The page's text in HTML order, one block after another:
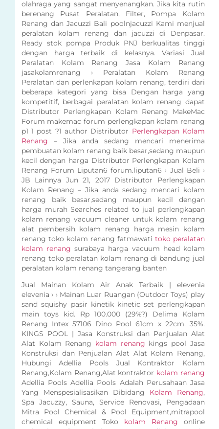
olahraga yang sangat menyenangkan. Jika kita rutin
berenang Pusat Peralatan, Filter, Pompa Kolam
Renang dan Jacuzzi Bali poolnjacuzzi Kami menjual
peralatan kolam renang dan jacuzzi di Denpasar.
Ready stok pompa Produk PNJ berkualitas tinggi
dengan harga terbaik di kelasnya. Variasi Jual
Peralatan Kolam Renang Jasa Kolam Renang
jasakolamrenang › Peralatan Kolam Renang
Peralatan dan perlenkapan kolam renang, terdiri dari
beberapa kategori yang bisa Dengan harga yang
kompetitif, berbagai peralatan kolam renang dapat
Distributor Perlengkapan Kolam Renang MakeMac
Forum makemac forum perlengkapan kolam renang
p1 1 post ?1 author Distributor Perlengkapan Kolam
Renang – Jika anda sedang mencari menerima
pembuatan kolam renang baik besar,sedang maupun
kecil dengan harga Distributor Perlengkapan Kolam
Renang Forum Liputan6 forum.liputan6 › Jual Beli ›
JB Lainnya Jun 21, 2017 Distributor Perlengkapan
Kolam Renang – Jika anda sedang mencari kolam
renang baik besar,sedang maupun kecil dengan
harga murah Searches related to jual perlengkapan
kolam renang vacuum cleaner untuk kolam renang
alat pembersih kolam renang harga mesin kolam
renang toko kolam renang fatmawati toko peralatan
kolam renang surabaya harga vacuum head kolam
renang toko peralatan kolam renang di bandung jual
peralatan kolam renang tangerang banten
Jual Mainan Kolam Air Anak Terbaik | elevenia
elevenia › › Mainan Luar Ruangan (Outdoor Toys) play
sand squishy pasir kinetik kinetic set perlengkapan
main toys kid. Rp 100.000 (29%?) Delima Kolam
Renang Intex 57106 Dino Pool 61cm x 22cm. 35%.
KINGS POOL | Jasa Konstruksi dan Penjualan Alat
Alat Kolam Renang kolam renang kings pool Jasa
Konstruksi dan Penjualan Alat Alat Kolam Renang,
Hubungi Adellia Pools Jual Kontraktor Kolam
Renang,Kolam Renang,Alat kontraktor kolam renang
Adellia Pools Adellia Pools Adalah Perusahaan Jasa
Yang Menspesialisasikan Dibidang Kolam Renang,
Spa Jacuzzy, Sauna, Service Renovasi, Pengadaan
Mitra Pool Chemical & Pool Equipment,mitrapool
chemical equipment Toko kolam Renang online